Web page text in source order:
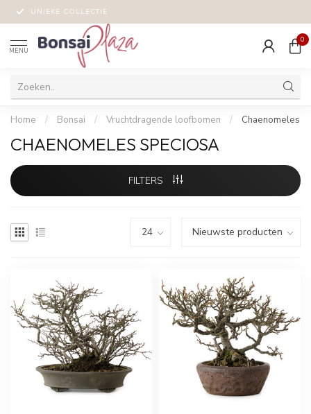
UNIEKE COLLECTIE
MENU
0
Home / Bonsai / Vruchtdragende loofbomen / Chaenomeles
CHAENOMELES SPECIOSA
FILTERS